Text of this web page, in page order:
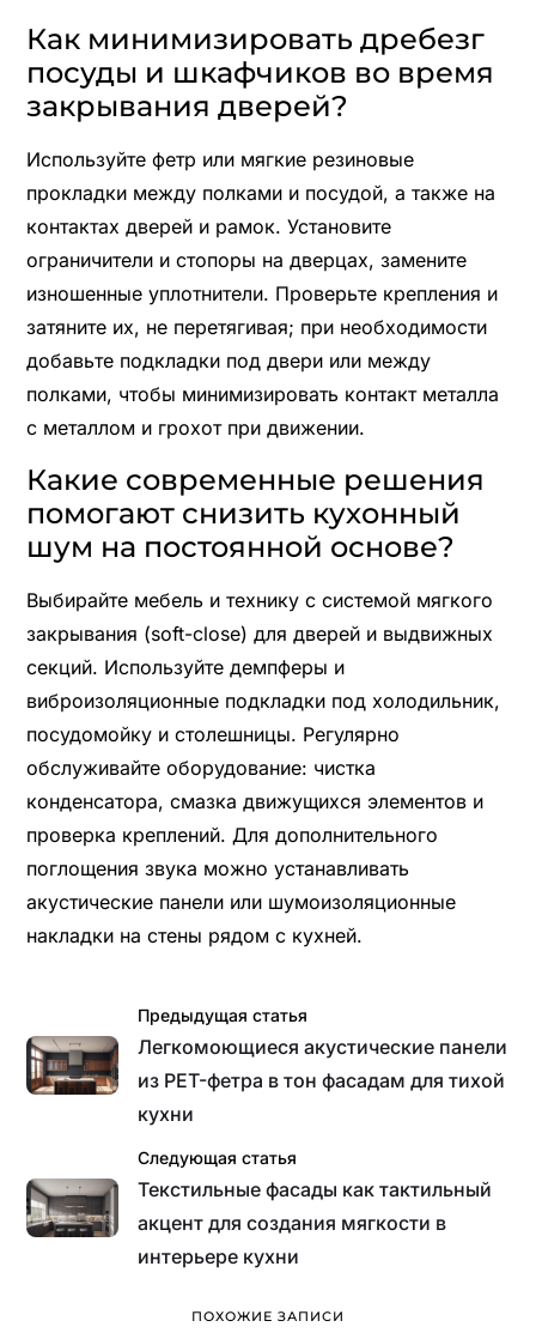
Как минимизировать дребезг
посуды и шкафчиков во время
закрывания дверей?
Используйте фетр или мягкие резиновые
прокладки между полками и посудой, а также на
контактах дверей и рамок. Установите
ограничители и стопоры на дверцах, замените
изношенные уплотнители. Проверьте крепления и
затяните их, не перетягивая; при необходимости
добавьте подкладки под двери или между
полками, чтобы минимизировать контакт металла
с металлом и грохот при движении.
Какие современные решения
помогают снизить кухонный
шум на постоянной основе?
Выбирайте мебель и технику с системой мягкого
закрывания (soft-close) для дверей и выдвижных
секций. Используйте демпферы и
виброизоляционные подкладки под холодильник,
посудомойку и столешницы. Регулярно
обслуживайте оборудование: чистка
конденсатора, смазка движущихся элементов и
проверка креплений. Для дополнительного
поглощения звука можно устанавливать
акустические панели или шумоизоляционные
накладки на стены рядом с кухней.
Предыдущая статья
Легкомоющиеся акустические панели
из PET-фетра в тон фасадам для тихой
кухни
Следующая статья
Текстильные фасады как тактильный
акцент для создания мягкости в
интерьере кухни
ПОХОЖИЕ ЗАПИСИ